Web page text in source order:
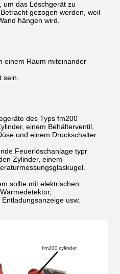
um das Löschgerät zu
gezogen werden, weil
hängen wird.
einem Raum miteinander
des Typs fm200
einem Behälterventil,
und einem Druckschalter.
Feuerlöschanlage typr
Zylinder, einem
sollte mit elektrischen
usw.